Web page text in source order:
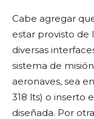
Cabe agregar
estar provisto de
diversas
sistema de
aeronaves, sea
318 lts) o inserto
diseñada. Por